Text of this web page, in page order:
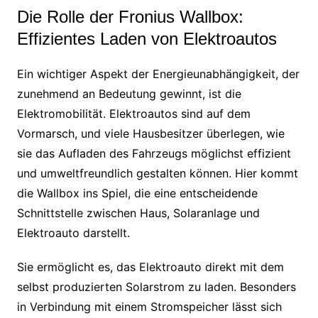
Die Rolle der Fronius Wallbox:
Effizientes Laden von Elektroautos
Ein wichtiger Aspekt der Energieunabhängigkeit, der
zunehmend an Bedeutung gewinnt, ist die
Elektromobilität. Elektroautos sind auf dem
Vormarsch, und viele Hausbesitzer überlegen, wie
sie das Aufladen des Fahrzeugs möglichst effizient
und umweltfreundlich gestalten können. Hier kommt
die Wallbox ins Spiel, die eine entscheidende
Schnittstelle zwischen Haus, Solaranlage und
Elektroauto darstellt.
Sie ermöglicht es, das Elektroauto direkt mit dem
selbst produzierten Solarstrom zu laden. Besonders
in Verbindung mit einem Stromspeicher lässt sich